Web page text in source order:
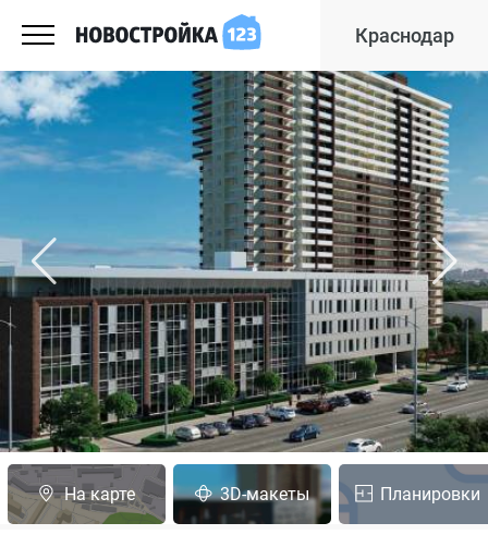
Краснодар
На карте 3D-макеты Планировки